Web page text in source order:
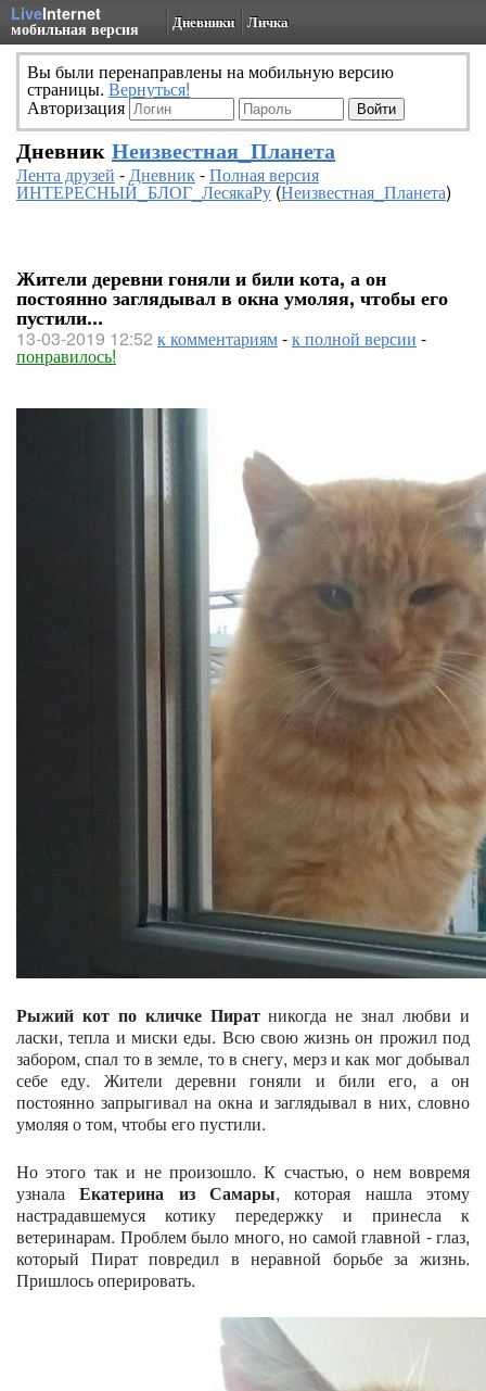
LiveInternet
мобильная версия Дневники Личка
Вы были перенаправлены на мобильную версию
страницы. Вернуться!
Авторизация
Дневник Неизвестная_Планета
Лента друзей -Дневник-Полная версия
ИНТЕРЕСНЫЙ_БЛОГ_ЛесякаРу(Неизвестная_Планета)
Жители деревни гоняли и били кота, а он
постоянно заглядывал в окна умоляя, чтобы его
пустили...
13-03-2019 12:52 к комментариям-к полной версии -
понравилось!
Рыжий кот по кличке Пиратникогда не знал любви и
ласки, тепла и миски еды. Всю свою жизнь он прожил под
забором, спал то в земле, то в снегу, мерз и как мог добывал
себе еду. Жители деревни гоняли и били его, а он
постоянно запрыгивал на окна и заглядывал в них, словно
умоляя о том, чтобы его пустили.
Но этого так и не произошло. К счастью, о нем вовремя
узналаЕкатерина из Самары, которая нашла этому
настрадавшемуся котику передержку и принесла к
ветеринарам. Проблем было много, но самой главной - глаз,
который Пират повредил в неравной борьбе за жизнь.
Пришлось оперировать.